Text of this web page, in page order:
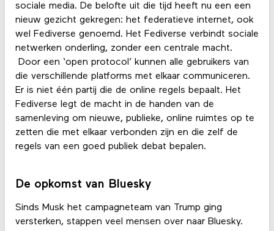
sociale media. De belofte uit die tijd heeft nu een een
nieuw gezicht gekregen: het federatieve internet, ook
wel Fediverse genoemd. Het Fediverse verbindt sociale
netwerken onderling, zonder een centrale macht.
Door een ‘open protocol’ kunnen alle gebruikers van
die verschillende platforms met elkaar communiceren.
Er is niet één partij die de online regels bepaalt. Het
Fediverse legt de macht in de handen van de
samenleving om nieuwe, publieke, online ruimtes op te
zetten die met elkaar verbonden zijn en die zelf de
regels van een goed publiek debat bepalen.
De opkomst van Bluesky
Sinds Musk het campagneteam van Trump ging
versterken, stappen veel mensen over naar Bluesky.